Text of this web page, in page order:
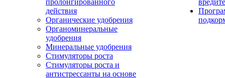
пролонгированного
действия
Органические удобрения
Органоминеральные
удобрения
Минеральные удобрения
Стимуляторы роста
Стимуляторы роста и
антистрессанты на основе